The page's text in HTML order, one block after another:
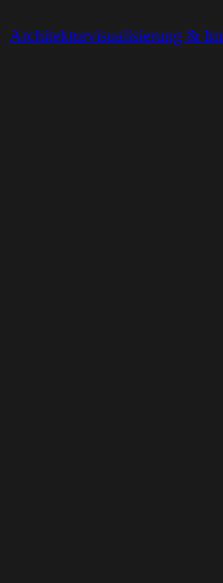
Architekturvisualisierung &